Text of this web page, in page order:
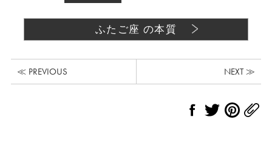
ふたご座 の本質
≪ PREVIOUS NEXT ≫